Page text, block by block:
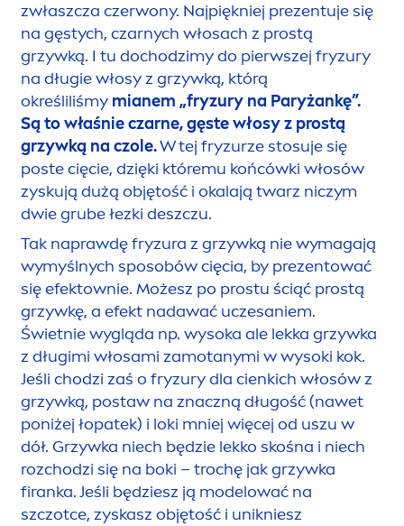
zwłaszcza czerwony. Najpiękniej prezentuje się
na gęstych, czarnych włosach z prostą
grzywką. I tu dochodzimy do pierwszej fryzury
na długie włosy z grzywką, którą
określiliśmy mianem „fryzury na Paryżankę”.
Są to właśnie czarne, gęste włosy z prostą
grzywką na czole.W tej fryzurze stosuje się
poste cięcie, dzięki któremu końcówki włosów
zyskują dużą objętość i okalają twarz niczym
dwie grube łezki deszczu.
Tak naprawdę fryzura z grzywką nie wymagają
wymyślnych sposobów cięcia, by prezentować
się efektownie. Możesz po prostu ściąć prostą
grzywkę, a efekt nadawać uczesaniem.
Świetnie wygląda np. wysoka ale lekka grzywka
z długimi włosami zamotanymi w wysoki kok.
Jeśli chodzi zaś o fryzury dla cienkich włosów z
grzywką, postaw na znaczną długość (nawet
poniżej łopatek) i loki mniej więcej od uszu w
dół. Grzywka niech będzie lekko skośna i niech
rozchodzi się na boki – trochę jak grzywka
firanka. Jeśli będziesz ją modelować na
szczotce, zyskasz objętość i unikniesz